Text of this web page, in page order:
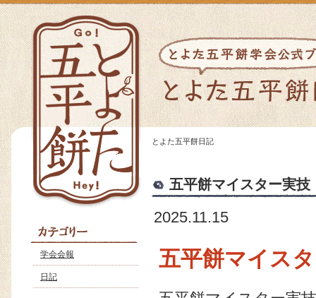
学会会報
日記
とよた五平餅日記
五平餅マイスター実技
2025.11.15
五平餅マイス